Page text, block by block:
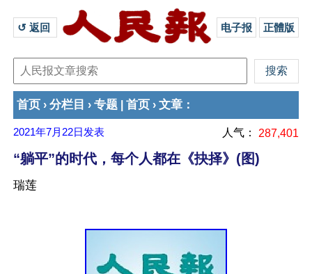
↺ 返回 电子报 正體版
首页 › 分栏目 › 专题 首页 › 文章 ：
2021年7月22日 发表 人气： 287,401
“躺平”的时代，每个人都在《抉择》(图)
瑞莲